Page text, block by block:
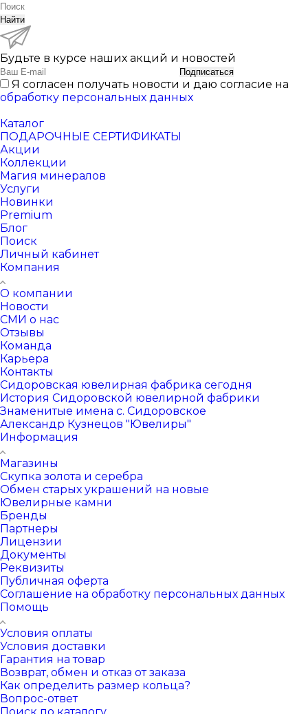
Найти
Будьте в курсе наших акций и новостей
Подписаться
Я согласен получать новости и даю согласие на
обработку персональных данных
Каталог
ПОДАРОЧНЫЕ СЕРТИФИКАТЫ
Акции
Коллекции
Магия минералов
Услуги
Новинки
Premium
Блог
Поиск
Личный кабинет
Компания
О компании
Новости
СМИ о нас
Отзывы
Команда
Карьера
Контакты
Сидоровская ювелирная фабрика сегодня
История Сидоровской ювелирной фабрики
Знаменитые имена с. Сидоровское
Александр Кузнецов "Ювелиры"
Информация
Магазины
Скупка золота и серебра
Обмен старых украшений на новые
Ювелирные камни
Бренды
Партнеры
Лицензии
Документы
Реквизиты
Публичная оферта
Соглашение на обработку персональных данных
Помощь
Условия оплаты
Условия доставки
Гарантия на товар
Возврат, обмен и отказ от заказа
Как определить размер кольца?
Вопрос-ответ